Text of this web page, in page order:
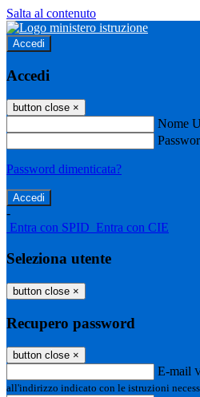
Salta al contenuto
Accedi
Accedi
button close ×
Nome
Password dimenticata?
-
Entra con SPID Entra con CIE
Seleziona utente
button close ×
Recupero password
button close ×
E-mail
all'indirizzo indicato con le istruzioni